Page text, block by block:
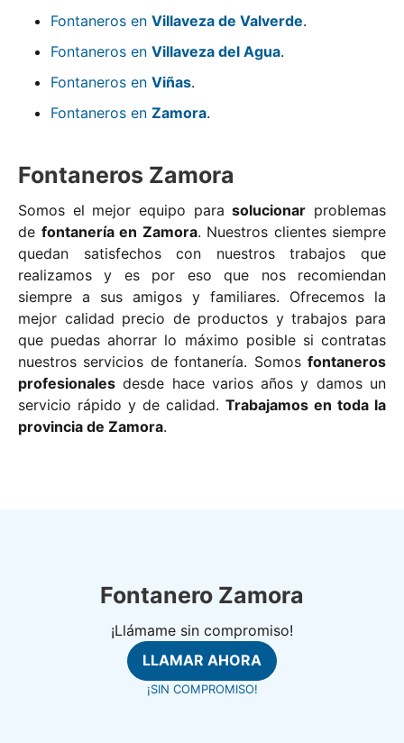
Fontaneros en Villaveza de Valverde.
Fontaneros en Villaveza del Agua.
Fontaneros en Viñas.
Fontaneros en Zamora.
Fontaneros Zamora
Somos el mejor equipo parasolucionar problemas
de fontanería en Zamora. Nuestros clientes siempre
quedan satisfechos con nuestros trabajos que
realizamos y es por eso que nos recomiendan
siempre a sus amigos y familiares. Ofrecemos la
mejor calidad precio de productos y trabajos para
que puedas ahorrar lo máximo posible si contratas
nuestros servicios de fontanería. Somos fontaneros
profesionales desde hace varios años y damos un
servicio rápido y de calidad. Trabajamos en toda la
provincia de Zamora.
Fontanero Zamora
¡Llámame sin compromiso!
LLAMAR AHORA
¡SIN COMPROMISO!